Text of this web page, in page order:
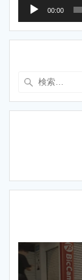
00:00